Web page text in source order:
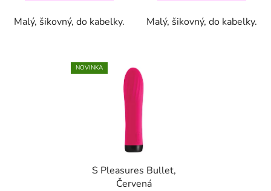
Malý, šikovný, do kabelky. Malý, šikovný, do kabelky.
NOVINKA
S Pleasures Bullet,
Červená